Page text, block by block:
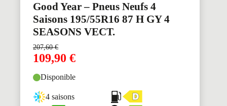
Good Year – Pneus Neufs 4
Saisons 195/55R16 87 H GY 4
SEASONS VECT.
207,60€
109,90 €
Disponible
4 saisons